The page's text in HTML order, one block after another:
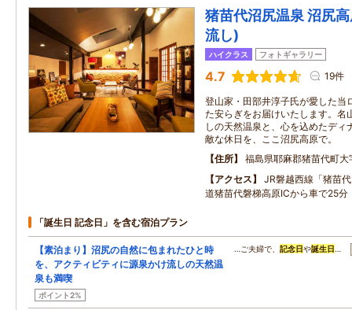
猪苗代沼尻温泉 沼尻
流し)
ハイクラス フォトギャラリー
4.7 19件
登山家・田部井淳子氏が愛した当
た安らぎをお届けいたします。名
しの天然温泉と、心を込めたディ
敵な休日を、ここ沼尻高原で。
住所
福島県耶麻郡猪苗代町
アクセス
JR磐越西線「猪苗
道猪苗代磐梯高原ICから車で25分
「誕生日 記念日」を含む宿泊プラン
【素泊まり】沼尻の自然に包まれたひと時
を、アクティビティに源泉かけ流しの天然温
泉も満喫
ポイント2%
…ご夫婦で、 記念日や誕生日 …